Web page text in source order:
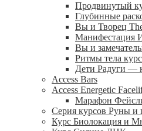
Продвинутый
Глубинные
Вы и Творец
Манифестация
Вы и
Ритмы тела
Дети Радуги —
Access Bars
Access Energetic
Марафон
Серия курсов Руны и
Курс Биолокация и